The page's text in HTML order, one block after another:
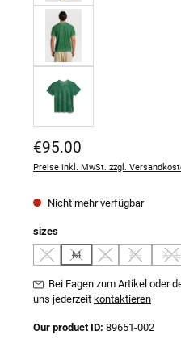
Regulärer Preis:
€95.00
Preise inkl. MwSt. zzgl.
Nicht mehr verfügbar
sizesauswählen
S
(Diese Option ist zurzeit nicht
M
(Diese Option ist zurzeit
L
(Diese Option ist
XL
(Diese
XXL
Bei Fagen zum Artikel oder
uns jederzeit kontaktieren
Our product ID: 89651-002